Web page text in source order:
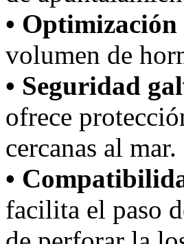
• Optimización
volumen de
• Seguridad
ofrece
cercanas al mar.
•
facilita el paso